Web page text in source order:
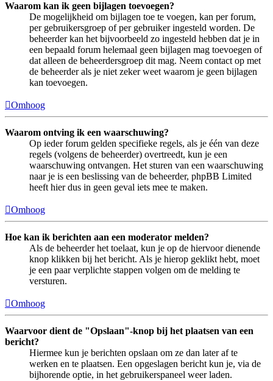
Waarom kan ik geen bijlagen toevoegen?
De mogelijkheid om bijlagen toe te voegen, kan per forum,
per gebruikersgroep of per gebruiker ingesteld worden. De
beheerder kan het bijvoorbeeld zo ingesteld hebben dat je in
een bepaald forum helemaal geen bijlagen mag toevoegen of
dat alleen de beheerdersgroep dit mag. Neem contact op met
de beheerder als je niet zeker weet waarom je geen bijlagen
kan toevoegen.
Omhoog
Waarom ontving ik een waarschuwing?
Op ieder forum gelden specifieke regels, als je één van deze
regels (volgens de beheerder) overtreedt, kun je een
waarschuwing ontvangen. Het sturen van een waarschuwing
naar je is een beslissing van de beheerder, phpBB Limited
heeft hier dus in geen geval iets mee te maken.
Omhoog
Hoe kan ik berichten aan een moderator melden?
Als de beheerder het toelaat, kun je op de hiervoor dienende
knop klikken bij het bericht. Als je hierop geklikt hebt, moet
je een paar verplichte stappen volgen om de melding te
versturen.
Omhoog
Waarvoor dient de "Opslaan"-knop bij het plaatsen van een
bericht?
Hiermee kun je berichten opslaan om ze dan later af te
werken en te plaatsen. Een opgeslagen bericht kun je, via de
bijhorende optie, in het gebruikerspaneel weer laden.